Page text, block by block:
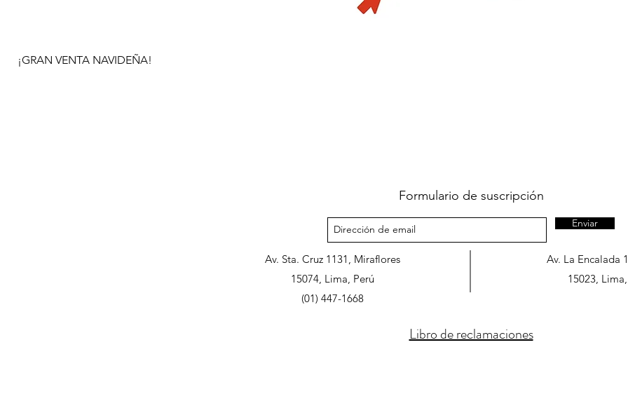
¡GRAN VENTA NAVIDEÑA!
Formulario de suscripción
Enviar
Av. Sta. Cruz 1131, Miraflores
15074, Lima, Perú
Av. La Encalada
15023,
(01) 447-1668
Libro de reclamaciones